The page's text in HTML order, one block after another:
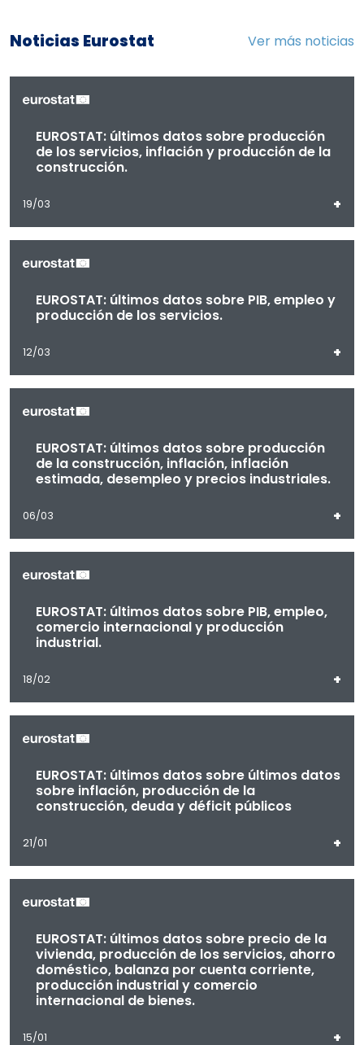
Noticias Eurostat Ver más noticias
EUROSTAT: últimos datos sobre producción
de los servicios, inflación y producción de la
construcción.
19/03 +
EUROSTAT: últimos datos sobre PIB, empleo y
producción de los servicios.
12/03 +
EUROSTAT: últimos datos sobre producción
de la construcción, inflación, inflación
estimada, desempleo y precios industriales.
06/03 +
EUROSTAT: últimos datos sobre PIB, empleo,
comercio internacional y producción
industrial.
18/02 +
EUROSTAT: últimos datos sobre últimos datos
sobre inflación, producción de la
construcción, deuda y déficit públicos
21/01 +
EUROSTAT: últimos datos sobre precio de la
vivienda, producción de los servicios, ahorro
doméstico, balanza por cuenta corriente,
producción industrial y comercio
internacional de bienes.
15/01 +